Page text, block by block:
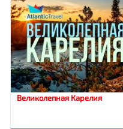
Великолепная Карелия